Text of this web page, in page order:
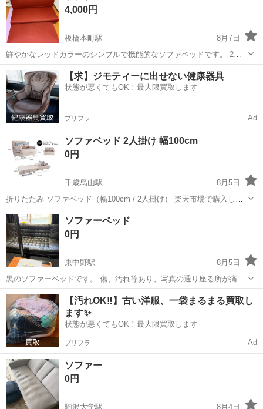
4,000円
板橋本町駅
8月7日
鮮やかなレッドカラーのシンプルで機能的なソファベッドです。 2階
まで取りに来て頂ける方(降ろすのはお手伝いいたします) - カラー: レ
ッド - 素材: ファブリック - 脚部: 木製脚 - タイプ: ソファベッド - 機...
東京 板橋区 板橋本町駅 ベッド
【求】ジモティーに出せない健康器具
状態が悪くてもOK！最大限買取します
プリフラ Ad
ソファベッド 2人掛け 幅100cm
0円
千歳烏山駅
8月5日
折りたたみ ソファベッド（幅100cm / 2人掛け） 楽天市場で購入し、
約2年ほど使用しました。 常にカバーをかけて使用していたため、全
体的に綺麗な状態です。 【商品詳細】 ・商品名：ウィズソファ B75-
100（折り...
東京 世田谷区
ソファーベッド
0円
東中野駅
8月5日
黒のソファーベッドです。 傷、汚れ等あり、写真の通り座る所が痛ん
でいます。 東中野に取りに来られる方お願いします。
東京 中野区 東中野駅 ベッド
【汚れOK‼️】古い洋服、一袋まるまる買取し
ます✨
状態が悪くてもOK！最大限買取します
プリフラ Ad
ソファー
0円
駒沢大学駅 8月4日